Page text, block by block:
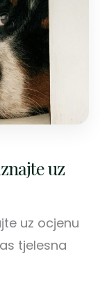
uz
uz ocjenu
tjelesna